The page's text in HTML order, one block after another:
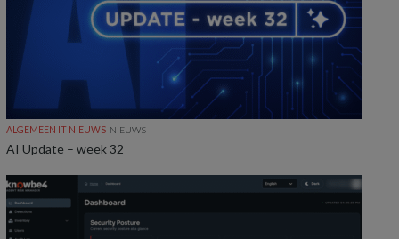
ALGEMEEN IT NIEUWS NIEUWS
AI Update – week 32